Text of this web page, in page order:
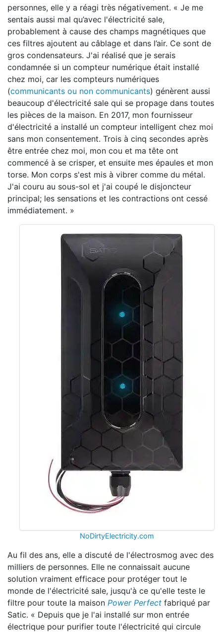
personnes, elle y a réagi très négativement. « Je me
sentais aussi mal qu’avec l'électricité sale,
probablement à cause des champs magnétiques que
ces filtres ajoutent au câblage et dans l’air. Ce sont de
gros condensateurs. J'ai réalisé que je serais
condamnée si un compteur numérique était installé
chez moi, car les compteurs numériques
(communicants ou non communicants) génèrent aussi
beaucoup d'électricité sale qui se propage dans toutes
les pièces de la maison. En 2017, mon fournisseur
d'électricité a installé un compteur intelligent chez moi
sans mon consentement. Trois à cinq secondes après
être entrée chez moi, mon cou et ma tête ont
commencé à se crisper, et ensuite mes épaules et mon
torse. Mon corps s'est mis à vibrer comme du métal.
J'ai couru au sous-sol et j'ai coupé le disjoncteur
principal; les sensations et les contractions ont cessé
immédiatement. »
NoDirtyElectricity.com
Au fil des ans, elle a discuté de l'électrosmog avec des
milliers de personnes. Elle ne connaissait aucune
solution vraiment efficace pour protéger tout le
monde de l'électricité sale, jusqu'à ce qu'elle teste le
filtre pour toute la maison Power Perfect fabriqué par
Satic. « Depuis que je l'ai installé sur mon entrée
électrique pour purifier toute l'électricité qui circule